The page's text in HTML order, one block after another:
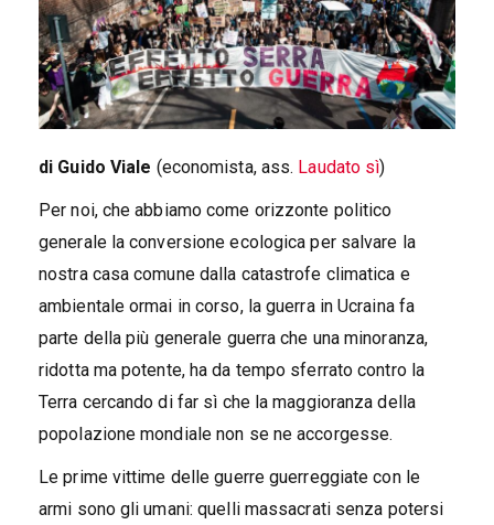
di Guido Viale (economista, ass. Laudato sì)
Per noi, che abbiamo come orizzonte politico
generale la conversione ecologica per salvare la
nostra casa comune dalla catastrofe climatica e
ambientale ormai in corso, la guerra in Ucraina fa
parte della più generale guerra che una minoranza,
ridotta ma potente, ha da tempo sferrato contro la
Terra cercando di far sì che la maggioranza della
popolazione mondiale non se ne accorgesse.
Le prime vittime delle guerre guerreggiate con le
armi sono gli umani: quelli massacrati senza potersi